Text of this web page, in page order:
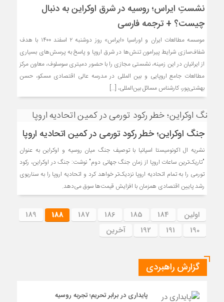
نشستِ ایراس؛ روسیه در شرق اوکراین به دنبال
چیست؟ + ترجمه فارسی
موسسه مطالعات ایران و اوراسیا «ایراس» روز دوشنبه ۲ اسفند ۱۴۰۰ با هدف
شفاف‌سازی شرایط پیرامون تنش‌ها در شرق اروپا و پاسخ به پرسش‌های بسیاری
از ایرانیان در این زمینه، نشستی مجازی را با حضور دمیتری سوسلوف، معاون مرکز
مطالعات جامع اروپایی و بین المللی در مدرسه عالی اقتصادی مسکو، حسن
بهشتی‌پور، کارشناس مسائل بین‌المللی، […]
جنگ اوکراین؛ خطر رکود تورمی در کمین اتحادیه اروپا
نشریه ال اکونومیستا اسپانیا با توصیف جنگ میان روسیه و اوکراین به عنوان
"تاریک‌ترین ساعات اروپا از زمان جنگ جهانی دوم" نوشت: جنگ در اوکراین، رکود
تورمی را به تمام اتحادیه اروپا نزدیک‌تر خواهد کرد و اتحادیه اروپا را به سناریوی
رشد پایین اقتصادی همزمان با افزایش قیمت‌ها سوق می‌دهد.
اولین 184
185
186
187
188
189
190
191
192 آخرین
گزارش راهبردی
پایداری در برابر تحریم؛ تجربه روسیه